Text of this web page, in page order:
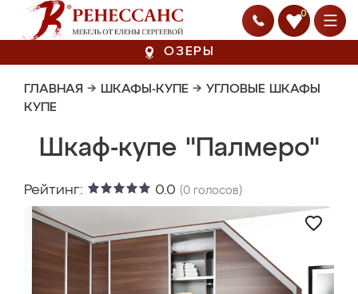
0
ОЗЕРЫ
ГЛАВНАЯ → ШКАФЫ-КУПЕ → УГЛОВЫЕ ШКАФЫ
КУПЕ
Шкаф-купе "Палмеро"
Рейтинг: 0.0 (0 голосов)